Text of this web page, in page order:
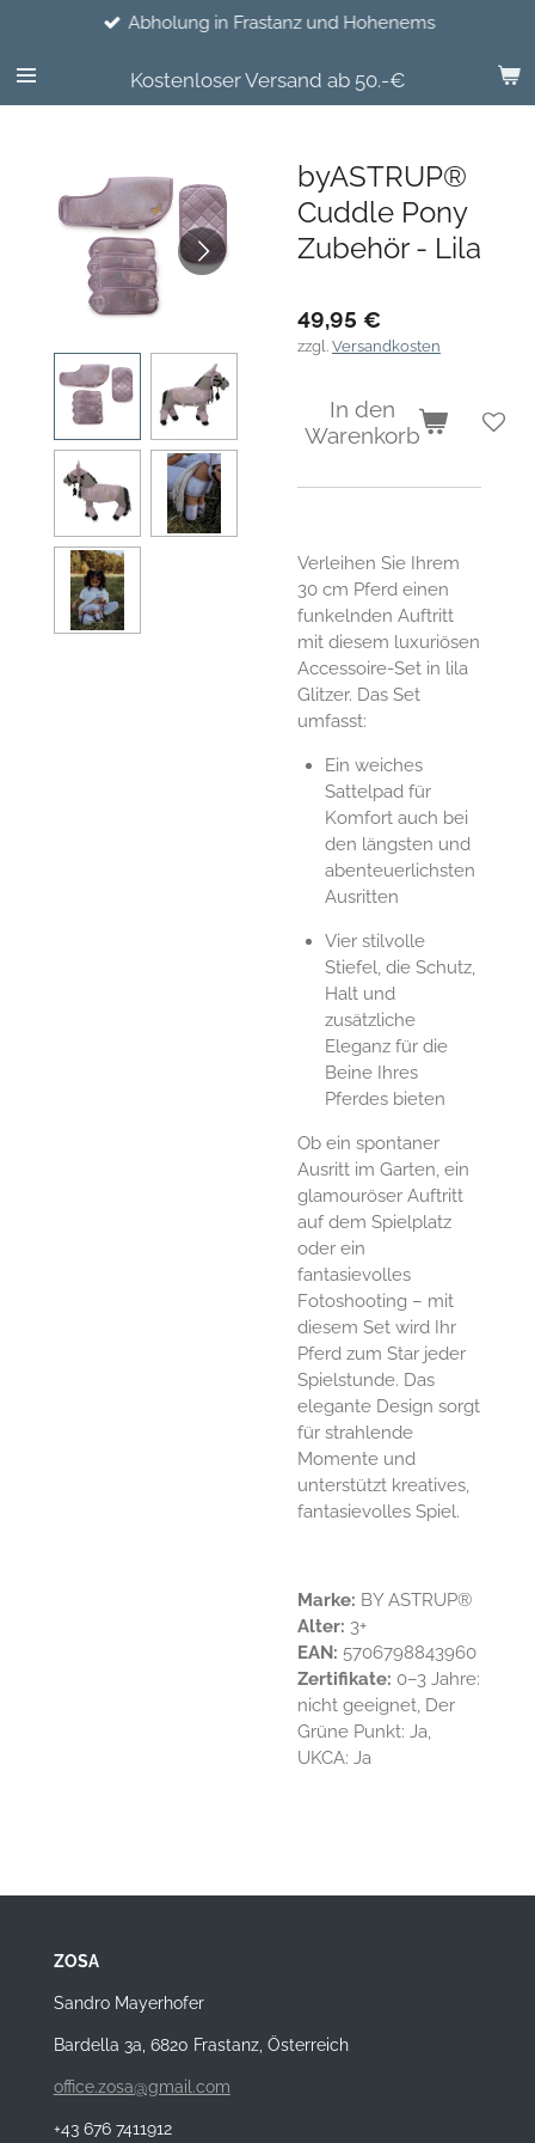
springen
Kostenloser Versand ab 50.-€
Abholung in Frastanz und Hohenems
byASTRUP®
Cuddle Pony
Zubehör - Lila
49,95 €
zzgl. Versandkosten
In den
Warenkorb
Verleihen Sie Ihrem
30 cm Pferd einen
funkelnden Auftritt
mit diesem luxuriösen
Accessoire-Set in lila
Glitzer. Das Set
umfasst:
Ein weiches
Sattelpad für
Komfort auch bei
den längsten und
abenteuerlichsten
Ausritten
Vier stilvolle
Stiefel, die Schutz,
Halt und
zusätzliche
Eleganz für die
Beine Ihres
Pferdes bieten
Ob ein spontaner
Ausritt im Garten, ein
glamouröser Auftritt
auf dem Spielplatz
oder ein
fantasievolles
Fotoshooting – mit
diesem Set wird Ihr
Pferd zum Star jeder
Spielstunde. Das
elegante Design sorgt
für strahlende
Momente und
unterstützt kreatives,
fantasievolles Spiel.
Marke: BY ASTRUP®
Alter: 3+
EAN: 5706798843960
Zertifikate: 0–3 Jahre:
nicht geeignet, Der
Grüne Punkt: Ja,
UKCA: Ja
ZOSA
Sandro Mayerhofer
Bardella 3a, 6820 Frastanz, Österreich
office.zosa@gmail.com
+43 676 7411912